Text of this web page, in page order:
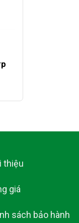
thiệu
giá
sách bảo hành